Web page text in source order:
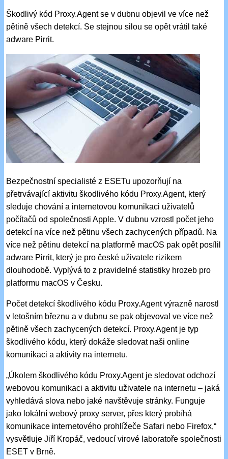
Škodlivý kód Proxy.Agent se v dubnu objevil ve více než
pětině všech detekcí. Se stejnou silou se opět vrátil také
adware Pirrit.
Bezpečnostní specialisté z ESETu upozorňují na
přetrvávající aktivitu škodlivého kódu Proxy.Agent, který
sleduje chování a internetovou komunikaci uživatelů
počítačů od společnosti Apple. V dubnu vzrostl počet jeho
detekcí na více než pětinu všech zachycených případů. Na
více než pětinu detekcí na platformě macOS pak opět posílil
adware Pirrit, který je pro české uživatele rizikem
dlouhodobě. Vyplývá to z pravidelné statistiky hrozeb pro
platformu macOS v Česku.
Počet detekcí škodlivého kódu Proxy.Agent výrazně narostl
v letošním březnu a v dubnu se pak objevoval ve více než
pětině všech zachycených detekcí. Proxy.Agent je typ
škodlivého kódu, který dokáže sledovat naši online
komunikaci a aktivity na internetu.
„Úkolem škodlivého kódu Proxy.Agent je sledovat odchozí
webovou komunikaci a aktivitu uživatele na internetu – jaká
vyhledává slova nebo jaké navštěvuje stránky. Funguje
jako lokální webový proxy server, přes který probíhá
komunikace internetového prohlížeče Safari nebo Firefox,“
vysvětluje Jiří Kropáč, vedoucí virové laboratoře společnosti
ESET v Brně.